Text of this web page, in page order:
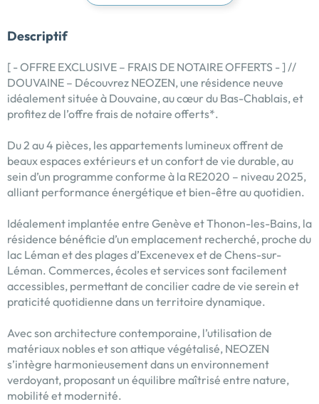
Descriptif
[ - OFFRE EXCLUSIVE – FRAIS DE NOTAIRE OFFERTS - ] //
DOUVAINE – Découvrez NEOZEN, une résidence neuve
idéalement située à Douvaine, au cœur du Bas-Chablais, et
profitez de l’offre frais de notaire offerts*.
Du 2 au 4 pièces, les appartements lumineux offrent de
beaux espaces extérieurs et un confort de vie durable, au
sein d’un programme conforme à la RE2020 – niveau 2025,
alliant performance énergétique et bien-être au quotidien.
Idéalement implantée entre Genève et Thonon-les-Bains, la
résidence bénéficie d’un emplacement recherché, proche du
lac Léman et des plages d’Excenevex et de Chens-sur-
Léman. Commerces, écoles et services sont facilement
accessibles, permettant de concilier cadre de vie serein et
praticité quotidienne dans un territoire dynamique.
Avec son architecture contemporaine, l’utilisation de
matériaux nobles et son attique végétalisé, NEOZEN
s’intègre harmonieusement dans un environnement
verdoyant, proposant un équilibre maîtrisé entre nature,
mobilité et modernité.